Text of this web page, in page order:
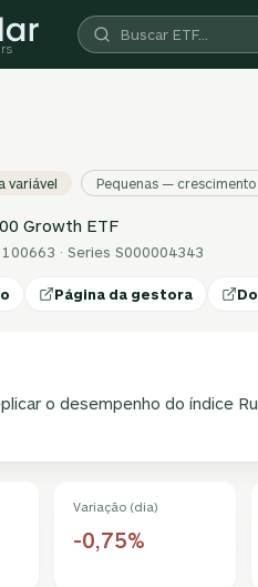
variável Pequenas — crescimento
Growth ETF
· Series S000004343
Página da gestora
o desempenho do índice
Variação (dia)
-0,75%